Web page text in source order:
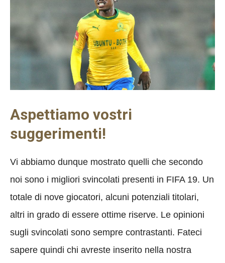
Aspettiamo vostri
suggerimenti!
Vi abbiamo dunque mostrato quelli che secondo
noi sono i migliori svincolati presenti in FIFA 19. Un
totale di nove giocatori, alcuni potenziali titolari,
altri in grado di essere ottime riserve. Le opinioni
sugli svincolati sono sempre contrastanti. Fateci
sapere quindi chi avreste inserito nella nostra